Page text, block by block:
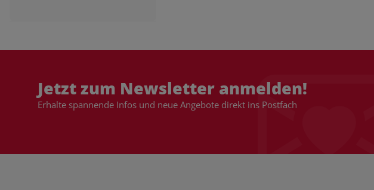
Jetzt zum Newsletter anmelden!
Erhalte spannende Infos und neue Angebote direkt ins Postfach